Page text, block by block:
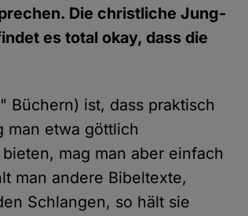
Die christliche Jung-
es total okay, dass die
Büchern) ist, dass praktisch
man etwa göttlich
mag man aber einfach
man andere Bibeltexte,
Schlangen, so hält sie